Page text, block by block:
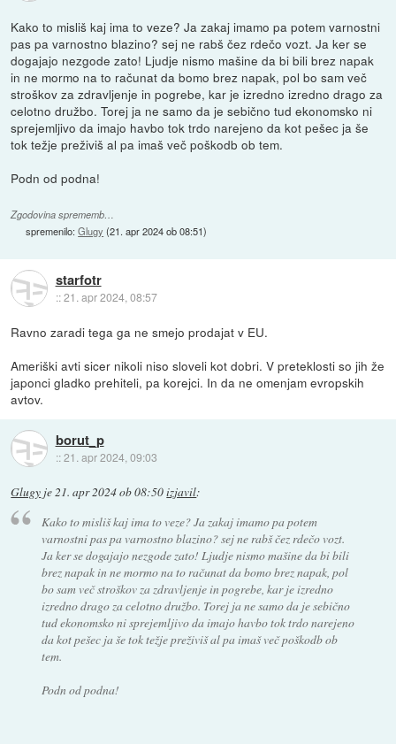
Kako to misliš kaj ima to veze? Ja zakaj imamo pa potem varnostni
pas pa varnostno blazino? sej ne rabš čez rdečo vozt. Ja ker se
dogajajo nezgode zato! Ljudje nismo mašine da bi bili brez napak
in ne mormo na to računat da bomo brez napak, pol bo sam več
stroškov za zdravljenje in pogrebe, kar je izredno izredno drago za
celotno družbo. Torej ja ne samo da je sebično tud ekonomsko ni
sprejemljivo da imajo havbo tok trdo narejeno da kot pešec ja še
tok težje preživiš al pa imaš več poškodb ob tem.
Podn od podna!
Zgodovina sprememb…
spremenilo:Glugy (21. apr 2024 ob 08:51)
starfotr
::21. apr 2024, 08:57
Ravno zaradi tega ga ne smejo prodajat v EU.
Ameriški avti sicer nikoli niso sloveli kot dobri. V preteklosti so jih že
japonci gladko prehiteli, pa korejci. In da ne omenjam evropskih
avtov.
borut_p
::21. apr 2024, 09:03
Glugy je21. apr 2024 ob 08:50izjavil:
Kako to misliš kaj ima to veze? Ja zakaj imamo pa potem
varnostni pas pa varnostno blazino? sej ne rabš čez rdečo vozt.
Ja ker se dogajajo nezgode zato! Ljudje nismo mašine da bi bili
brez napak in ne mormo na to računat da bomo brez napak, pol
bo sam več stroškov za zdravljenje in pogrebe, kar je izredno
izredno drago za celotno družbo. Torej ja ne samo da je sebično
tud ekonomsko ni sprejemljivo da imajo havbo tok trdo narejeno
da kot pešec ja še tok težje preživiš al pa imaš več poškodb ob
tem.
Podn od podna!